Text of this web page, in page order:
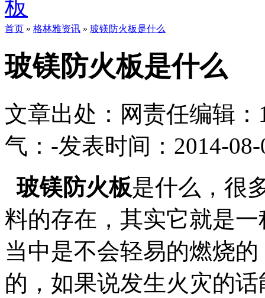
首页 » 格林雅资讯 » 玻镁防火板是什么
玻镁防火板是什么
文章出处： 网责任编辑：
气： -发表时间：2014-
玻镁防火板是什么 ，很
料的存在，其实它就是
当中是不会轻易的燃烧
的，如果说发生火灾的